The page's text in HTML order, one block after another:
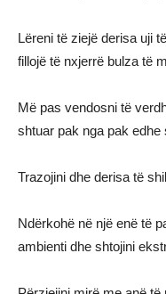
Lëreni të ziejë derisa uji
fillojë të nxjerrë bulza të
Më pas vendosni të
shtuar pak nga pak edhe
Trazojini dhe derisa të
Ndërkohë në një enë të
ambienti dhe shtojini